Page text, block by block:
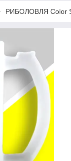
РИБОЛОВЛЯ Color